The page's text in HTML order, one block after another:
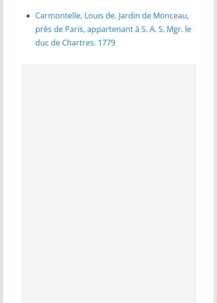
Carmontelle, Louis de. Jardin de Monceau,
près de Paris, appartenant à S. A. S. Mgr. le
duc de Chartres. 1779